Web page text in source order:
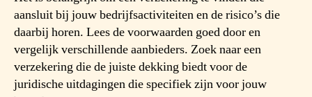
aansluit bij jouw bedrijfsactiviteiten en de risico’s die
daarbij horen. Lees de voorwaarden goed door en
vergelijk verschillende aanbieders. Zoek naar een
verzekering die de juiste dekking biedt voor de
juridische uitdagingen die specifiek zijn voor jouw